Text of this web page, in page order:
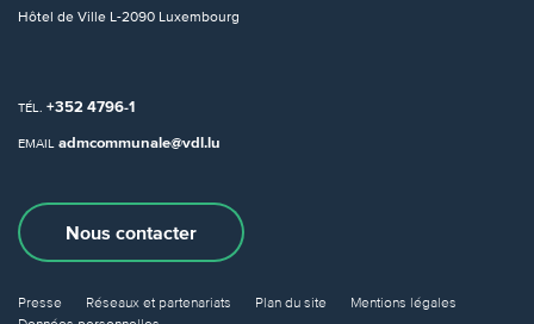
Hôtel de Ville L-2090 Luxembourg
TÉL. +352 4796-1
EMAIL admcommunale@vdl.lu
Nous contacter
Presse Réseaux et partenariats Plan du site
Mentions légales